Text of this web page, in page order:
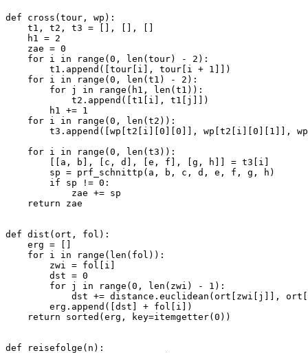
def cross(tour, wp):
    t1, t2, t3 = [], [], []
    h1 = 2
    zae = 0
    for i in range(0, len(tour) - 2):
        t1.append([tour[i], tour[i + 1]])
    for i in range(0, len(t1) - 2):
        for j in range(h1, len(t1)):
            t2.append([t1[i], t1[j]])
        h1 += 1
    for i in range(0, len(t2)):
t3.append([wp[t2[i][0][0]], wp[t2[i][0][1]],
    for i in range(0, len(t3)):
        [[a, b], [c, d], [e, f], [g, h]] = t3[i]
        sp = prf_schnittp(a, b, c, d, e, f, g, h)
        if sp != 0:
            zae += sp
    return zae
def dist(ort, fol):
    erg = []
    for i in range(len(fol)):
        zwi = fol[i]
        dst = 0
        for j in range(0, len(zwi) - 1):
dst += distance.euclidean(ort[zwi[j]],
        erg.append([dst] + fol[i])
    return sorted(erg, key=itemgetter(0))
def reisefolge(n):